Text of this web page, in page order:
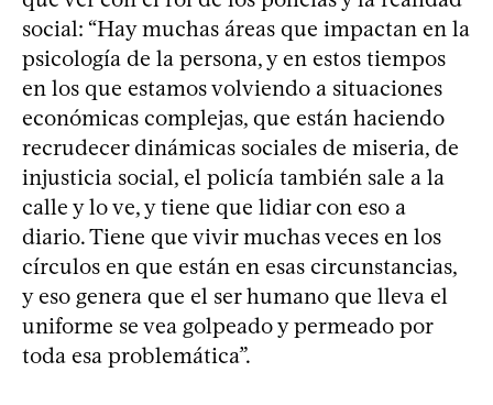
social: “Hay muchas áreas que impactan en la
psicología de la persona, y en estos tiempos
en los que estamos volviendo a situaciones
económicas complejas, que están haciendo
recrudecer dinámicas sociales de miseria, de
injusticia social, el policía también sale a la
calle y lo ve, y tiene que lidiar con eso a
diario. Tiene que vivir muchas veces en los
círculos en que están en esas circunstancias,
y eso genera que el ser humano que lleva el
uniforme se vea golpeado y permeado por
toda esa problemática”.